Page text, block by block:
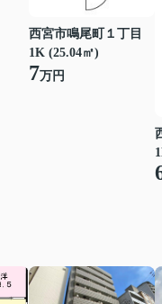
西宮市鳴尾町１丁目
1K (25.04㎡)
7万円